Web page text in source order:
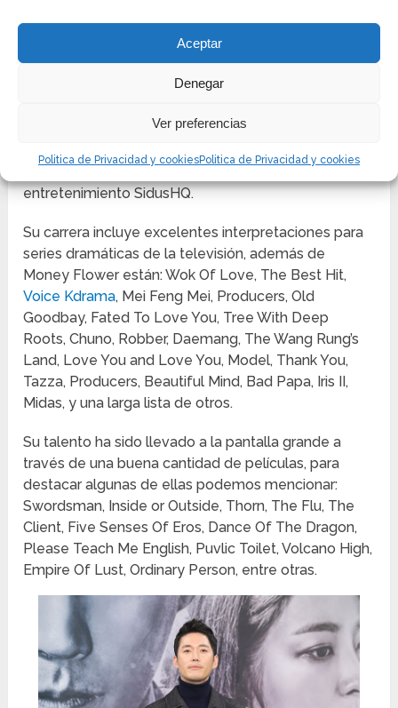
Aceptar
Denegar
Ver preferencias
Politica de Privacidad y cookiesPolitica de Privacidad y cookies
El actor de 41 años nació el 20 de diciembre de
1976 en Busan, Corea del Sur. Su nombre real es
Jung Yong Joon. Además de actor también es
cantante. Estudió en el Instituto de las Artes de Seúl
tanto para dramas televisivos como películas e
incluso anuncios comerciales. Actualmente se
encuentra trabajando para la empresa de
entretenimiento SidusHQ.
Su carrera incluye excelentes interpretaciones para
series dramáticas de la televisión, además de
Money Flower están: Wok Of Love, The Best Hit,
Voice Kdrama, Mei Feng Mei, Producers, Old
Goodbay, Fated To Love You, Tree With Deep
Roots, Chuno, Robber, Daemang, The Wang Rung’s
Land, Love You and Love You, Model, Thank You,
Tazza, Producers, Beautiful Mind, Bad Papa, Iris II,
Midas, y una larga lista de otros.
Su talento ha sido llevado a la pantalla grande a
través de una buena cantidad de películas, para
destacar algunas de ellas podemos mencionar:
Swordsman, Inside or Outside, Thorn, The Flu, The
Client, Five Senses Of Eros, Dance Of The Dragon,
Please Teach Me English, Puvlic Toilet, Volcano High,
Empire Of Lust, Ordinary Person, entre otras.